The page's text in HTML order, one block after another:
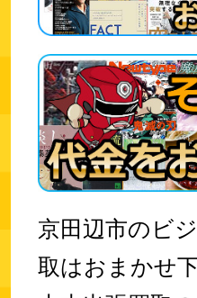
京田辺市のビ
取はおまかせ下